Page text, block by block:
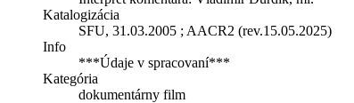
Katalogizácia
SFU, 31.03.2005 ; AACR2 (rev.15.05.2025)
Info
***Údaje v spracovaní***
Kategória
dokumentárny film